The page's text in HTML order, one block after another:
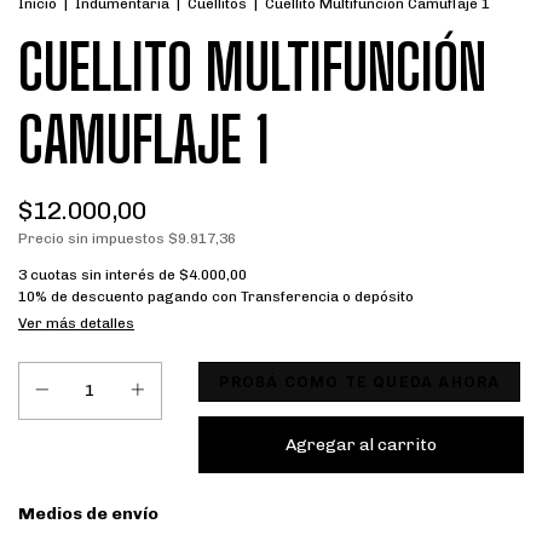
Inicio | Indumentaria | Cuellitos | Cuellito Multifunción Camuflaje 1
CUELLITO MULTIFUNCIÓN
CAMUFLAJE 1
$12.000,00
Precio sin impuestos $9.917,36
3 cuotas sin interés de $4.000,00
10% de descuento pagando con Transferencia o depósito
Ver más detalles
Entregas para el CP:
Medios de envío